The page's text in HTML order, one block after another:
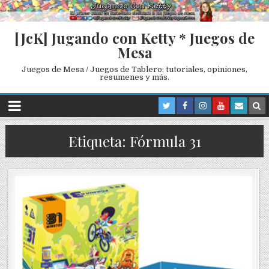
[JcK] Jugando con Ketty * Juegos de
Mesa
Juegos de Mesa / Juegos de Tablero: tutoriales, opiniones,
resumenes y más.
Etiqueta: Fórmula 31